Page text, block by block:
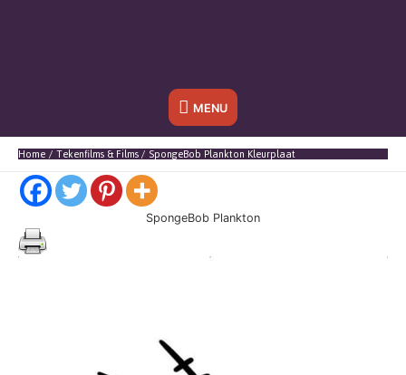
Onder
header
MENU
Home Tekenfilms & Films SpongeBob Plankton Kleurplaat
SpongeBob Plankton